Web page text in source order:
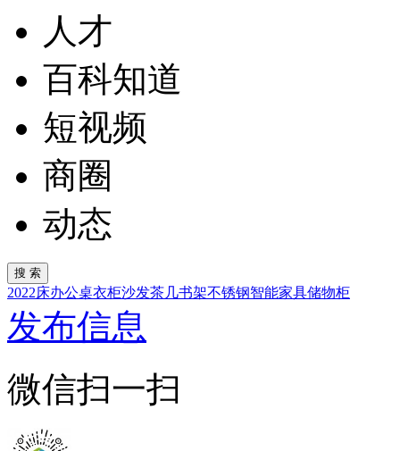
人才
百科知道
短视频
商圈
动态
2022床办公桌衣柜沙发茶几书架不锈钢智能家具储物柜
发布信息
微信扫一扫